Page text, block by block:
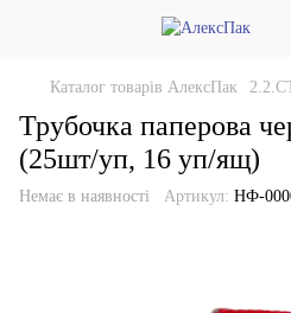
Каталог товарів АлексПак
Трубочка паперова
(25шт/уп, 16 уп/ящ)
Немає в наявності Артикул: НФ-